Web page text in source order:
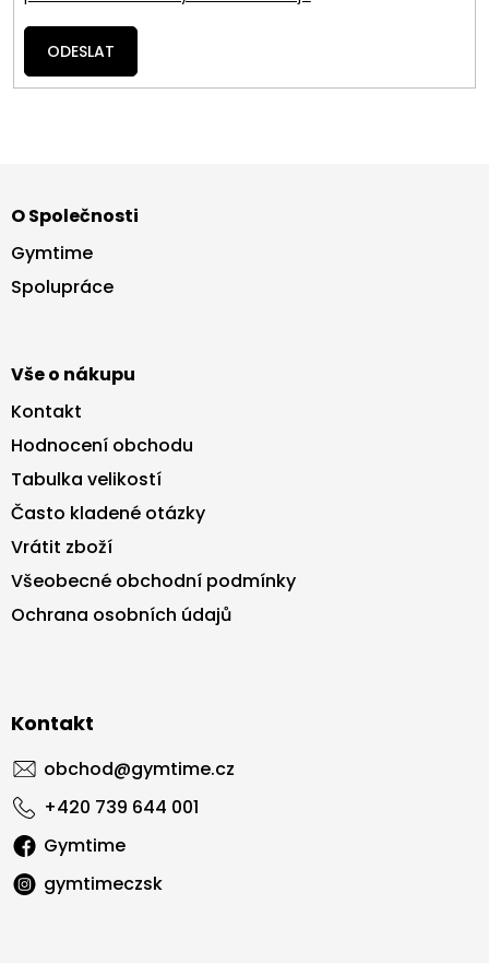
ODESLAT
p
a
O Společnosti
Gymtime
Spolupráce
Vše o nákupu
Kontakt
Hodnocení obchodu
Tabulka velikostí
Často kladené otázky
Vrátit zboží
Všeobecné obchodní podmínky
Ochrana osobních údajů
Kontakt
obchod@gymtime.cz
+420 739 644 001
Gymtime
gymtimeczsk